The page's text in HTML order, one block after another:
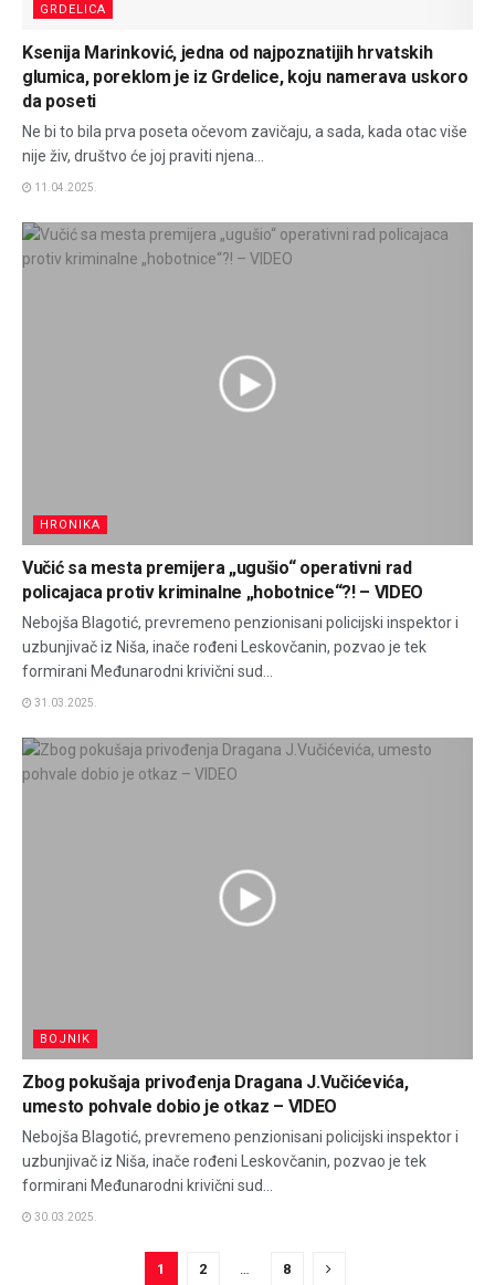
GRDELICA
Ksenija Marinković, jedna od najpoznatijih hrvatskih
glumica, poreklom je iz Grdelice, koju namerava uskoro
da poseti
Ne bi to bila prva poseta očevom zavičaju, a sada, kada otac više
nije živ, društvo će joj praviti njena...
11.04.2025.
HRONIKA
Vučić sa mesta premijera „ugušio“ operativni rad
policajaca protiv kriminalne „hobotnice“?! – VIDEO
Nebojša Blagotić, prevremeno penzionisani policijski inspektor i
uzbunjivač iz Niša, inače rođeni Leskovčanin, pozvao je tek
formirani Međunarodni krivični sud...
31.03.2025.
BOJNIK
Zbog pokušaja privođenja Dragana J.Vučićevića,
umesto pohvale dobio je otkaz – VIDEO
Nebojša Blagotić, prevremeno penzionisani policijski inspektor i
uzbunjivač iz Niša, inače rođeni Leskovčanin, pozvao je tek
formirani Međunarodni krivični sud...
30.03.2025.
1 2 … 8